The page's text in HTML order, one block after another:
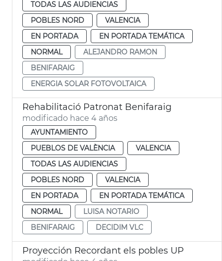
TODAS LAS AUDIENCIAS
POBLES NORD
VALENCIA
EN PORTADA
EN PORTADA TEMÁTICA
NORMAL
ALEJANDRO RAMON
BENIFARAIG
ENERGIA SOLAR FOTOVOLTAICA
Rehabilitació Patronat Benifaraig
modificado hace 4 años
AYUNTAMIENTO
PUEBLOS DE VALÈNCIA
VALENCIA
TODAS LAS AUDIENCIAS
POBLES NORD
VALENCIA
EN PORTADA
EN PORTADA TEMÁTICA
NORMAL
LUISA NOTARIO
BENIFARAIG
DECIDIM VLC
Proyección Recordant els pobles UP